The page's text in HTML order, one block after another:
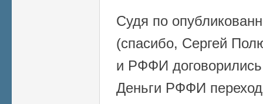
Судя по
(спасибо, Сергей
и РФФИ
Деньги РФФИ